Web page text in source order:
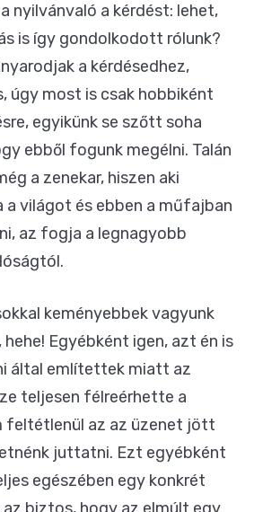
nyilvánvaló a kérdést: lehet,
is így gondolkodott rólunk?
a kérdésedhez,
úgy most is csak hobbiként
egyikünk se szőtt soha
ebből fogunk megélni. Talán
a zenekar, hiszen aki
a világot és ebben a műfajban
az fogja a legnagyobb
keményebbek vagyunk
Egyébként igen, azt én is
által említettek miatt az
teljesen félreérhette a
feltétlenül az az üzenet jött
juttatni. Ezt egyébként
egészében egy konkrét